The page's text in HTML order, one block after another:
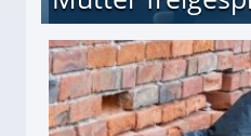
Mutter freigesprochen!